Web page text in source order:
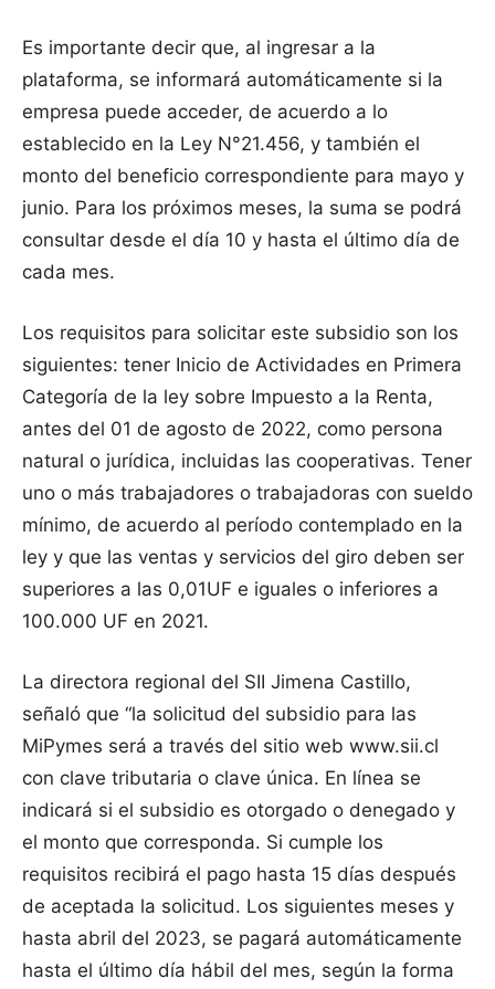
Es importante decir que, al ingresar a la
plataforma, se informará automáticamente si la
empresa puede acceder, de acuerdo a lo
establecido en la Ley N°21.456, y también el
monto del beneficio correspondiente para mayo y
junio. Para los próximos meses, la suma se podrá
consultar desde el día 10 y hasta el último día de
cada mes.
Los requisitos para solicitar este subsidio son los
siguientes: tener Inicio de Actividades en Primera
Categoría de la ley sobre Impuesto a la Renta,
antes del 01 de agosto de 2022, como persona
natural o jurídica, incluidas las cooperativas. Tener
uno o más trabajadores o trabajadoras con sueldo
mínimo, de acuerdo al período contemplado en la
ley y que las ventas y servicios del giro deben ser
superiores a las 0,01UF e iguales o inferiores a
100.000 UF en 2021.
La directora regional del SII Jimena Castillo,
señaló que “la solicitud del subsidio para las
MiPymes será a través del sitio web www.sii.cl
con clave tributaria o clave única. En línea se
indicará si el subsidio es otorgado o denegado y
el monto que corresponda. Si cumple los
requisitos recibirá el pago hasta 15 días después
de aceptada la solicitud. Los siguientes meses y
hasta abril del 2023, se pagará automáticamente
hasta el último día hábil del mes, según la forma